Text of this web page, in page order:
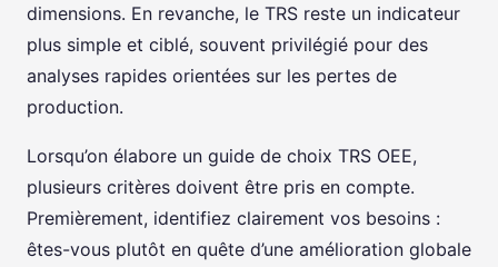
dimensions. En revanche, le TRS reste un indicateur
plus simple et ciblé, souvent privilégié pour des
analyses rapides orientées sur les pertes de
production.
Lorsqu’on élabore un guide de choix TRS OEE,
plusieurs critères doivent être pris en compte.
Premièrement, identifiez clairement vos besoins :
êtes-vous plutôt en quête d’une amélioration globale